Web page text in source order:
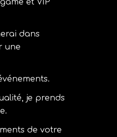
et VIP
dans
une
je prends
de votre